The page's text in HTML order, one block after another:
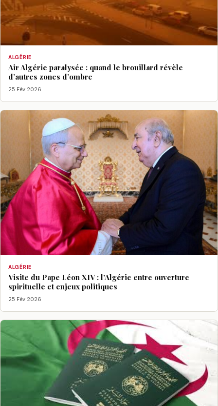
ALGÉRIE
Air Algérie paralysée : quand le brouillard révèle
d’autres zones d’ombre
25 Fév 2026
ALGÉRIE
Visite du Pape Léon XIV : l’Algérie entre ouverture
spirituelle et enjeux politiques
25 Fév 2026